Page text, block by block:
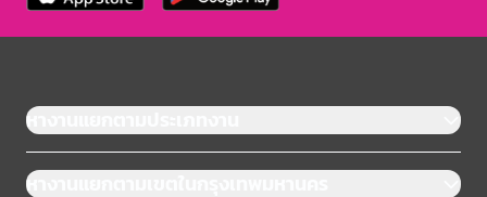
หางานแยกตามประเภทงาน
หางานแยกตามเขตในกรุงเทพมหานคร